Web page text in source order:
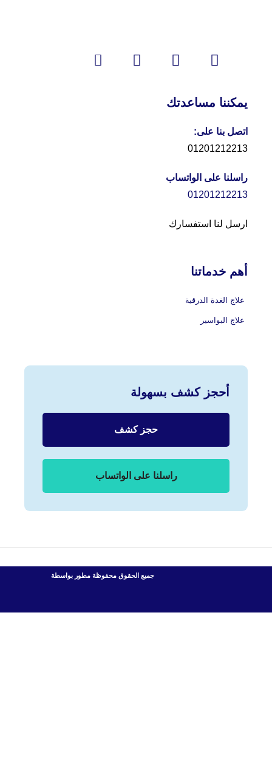
يمكننا مساعدتك
اتصل بنا على:
01201212213
راسلنا على الواتساب
01201212213
ارسل لنا استفسارك
أهم خدماتنا
علاج الغدة الدرقية
علاج البواسير
أحجز كشف بسهولة
حجز كشف
راسلنا على الواتساب
جميع الحقوق محفوظة مطور بواسطة